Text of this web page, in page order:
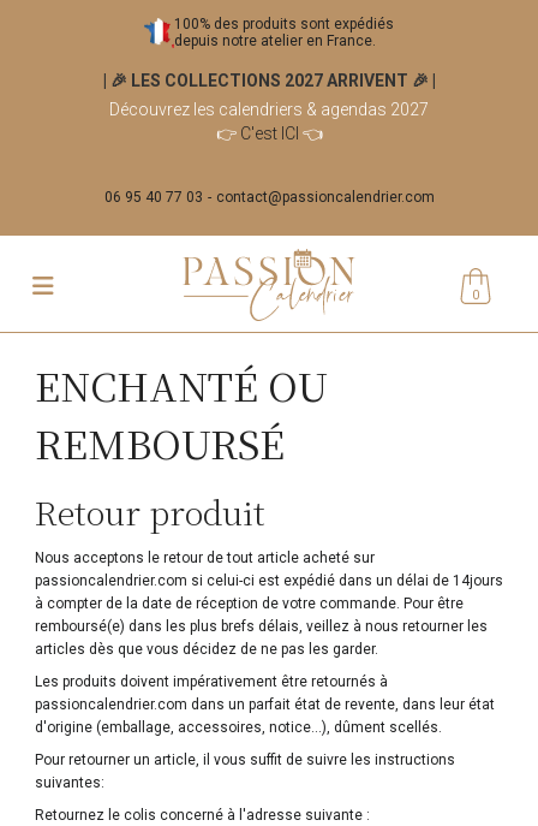
100% des produits sont expédiés
depuis notre atelier en France.
| 🎉 LES COLLECTIONS 2027 ARRIVENT 🎉
Découvrez les calendriers & agendas 2027
👉 C'est ICI 👈
06 95 40 77 03 contact@passioncalendrier.com
0
ENCHANTÉ OU
REMBOURSÉ
Retour produit
Nous acceptons le retour de tout article acheté sur
passioncalendrier.com si celui-ci est expédié dans un délai de 14jours
à compter de la date de réception de votre commande. Pour être
remboursé(e) dans les plus brefs délais, veillez à nous retourner les
articles dès que vous décidez de ne pas les garder.
Les produits doivent impérativement être retournés à
passioncalendrier.com dans un parfait état de revente, dans leur état
d'origine (emballage, accessoires, notice...), dûment scellés.
Pour retourner un article, il vous suffit de suivre les instructions
suivantes:
Retournez le colis concerné à l'adresse suivante :